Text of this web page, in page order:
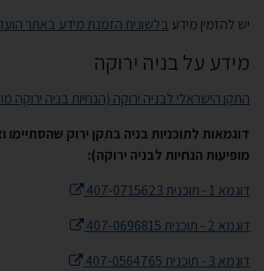
יש להזמין מידע בלשונית הזמנת מידע באתר
מידע על בניה ירוקה
התקן הישראלי לבניה ירוקה (הנחיות בניה ירוקה
דוגמאות לתוכניות בניה בתקן ירוק שהסתיימו
מופיעות הנחיות לבניה ירוקה):
דוגמא 1 - תוכנית 407-0715623
דוגמא 2 - תוכנית 407-0696815
דוגמא 3 - תוכנית 407-0564765